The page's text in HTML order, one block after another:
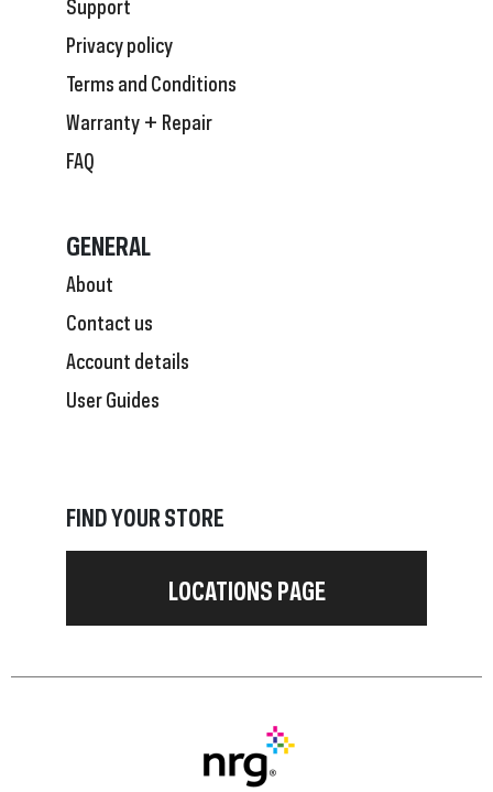
Privacy policy
Terms and Conditions
Warranty + Repair
FAQ
GENERAL
About
Contact us
Account details
User Guides
FIND YOUR STORE
LOCATIONS PAGE